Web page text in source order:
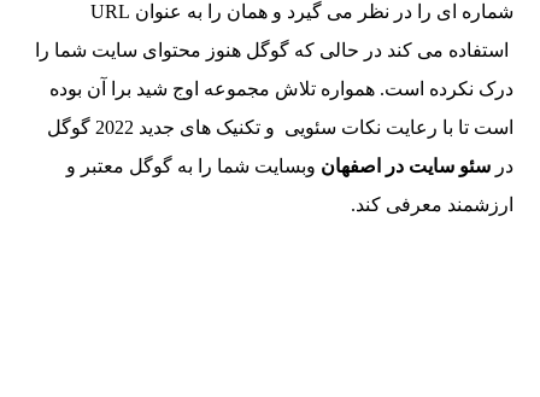
شماره ای را در نظر می گیرد و همان را به عنوان URL
استفاده می کند در حالی که گوگل هنوز محتوای سایت شما را
درک نکرده است. همواره تلاش مجموعه اوج شید برا آن بوده
است تا با رعایت نکات سئویی و تکنیک های جدید 2022 گوگل
درسئو سایت در اصفهان وبسایت شما را به گوگل معتبر و
ارزشمند معرفی کند.